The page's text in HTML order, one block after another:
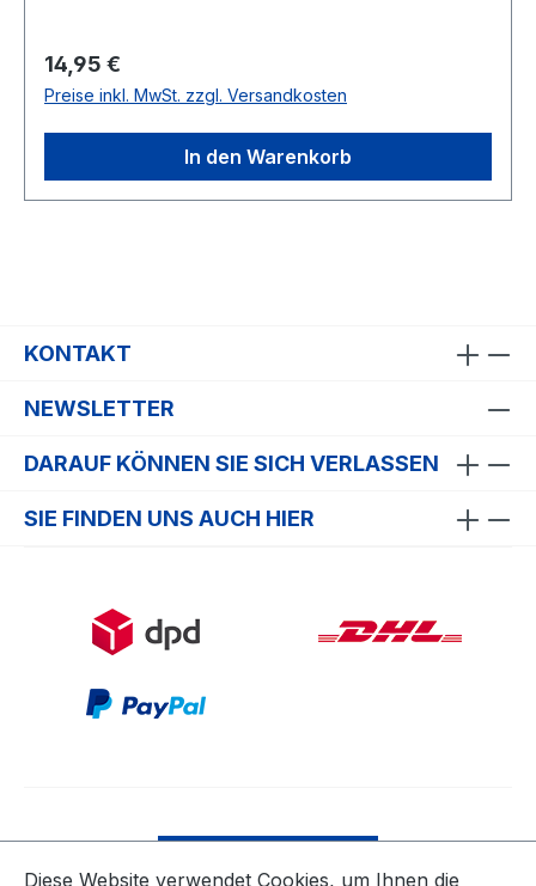
Regulärer Preis:
14,95 €
Preise inkl. MwSt. zzgl. Versandkosten
In den Warenkorb
KONTAKT
NEWSLETTER
DARAUF KÖNNEN SIE SICH VERLASSEN
SIE FINDEN UNS AUCH HIER
Diese Website verwendet Cookies, um Ihnen die